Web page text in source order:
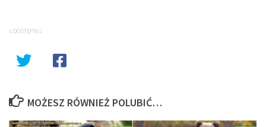
UDOSTĘPNIJ
MOŻESZ RÓWNIEŻ POLUBIĆ…